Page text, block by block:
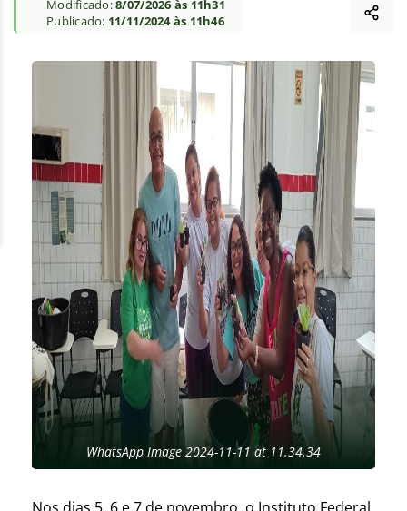
Modificado:8/07/2026 às 11h31
Publicado: 11/11/2024 às 11h46
WhatsApp Image 2024-11-11 at 11.34.34